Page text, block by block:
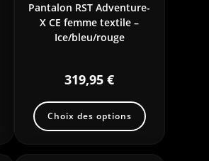
Pantalon RST Adventure-
X CE femme textile –
Ice/bleu/rouge
319,95€
Choix des options